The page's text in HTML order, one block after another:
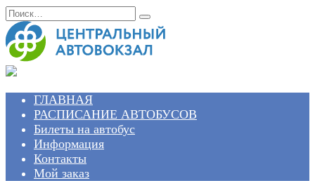
Перейти
к
содержанию
Search
for:
ГЛАВНАЯ
РАСПИСАНИЕ АВТОБУСОВ
Билеты на автобус
Информация
Контакты
Мой заказ